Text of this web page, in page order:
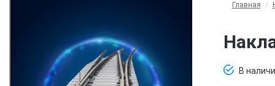
Главная /
В